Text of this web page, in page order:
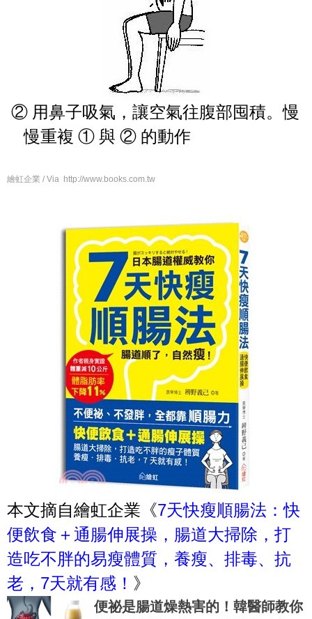
② 用鼻子吸氣，讓空氣往腹部囤積。慢
慢重複 ① 與 ② 的動作
繪虹企業 / Via http://www.books.com.tw
本文摘自繪虹企業《7天快瘦順腸法：快
便飲食＋通腸伸展操，腸道大掃除，打
造吃不胖的易瘦體質，養瘦、排毒、抗
老，7天就有感！ 》
便祕是腸道燥熱害的！韓醫師教你